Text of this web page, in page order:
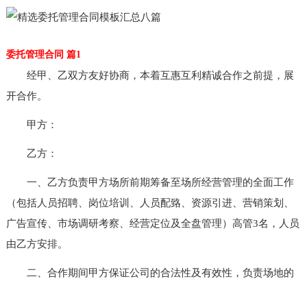
委托管理合同 篇1
经甲、乙双方友好协商，本着互惠互利精诚合作之前提，展
开合作。
甲方：
乙方：
一、乙方负责甲方场所前期筹备至场所经营管理的全面工作
（包括人员招聘、岗位培训、人员配臵、资源引进、营销策划、
广告宣传、市场调研考察、经营定位及全盘管理）高管3名，人员
由乙方安排。
二、合作期间甲方保证公司的合法性及有效性，负责场地的